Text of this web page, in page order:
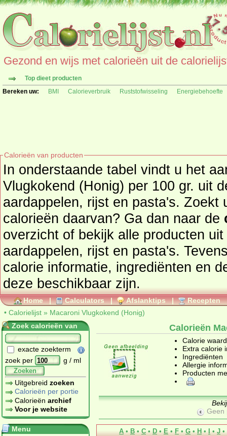
Gezond en wijs met calorieën uit de
Top dieet producten
Bereken uw:
BMI Calorieverbruik Ruststofwisseling Energiebehoefte
Calorieën van producten
In onderstaande tabel vindt u het
Vlugkokend (Honig) per 100 gr. uit de productgroep
aardappelen, rijst en pasta's. Zoekt
calorieën daarvan? Ga dan naar de
overzicht of bekijk alle producten
aardappelen, rijst en pasta's. Tevens vindt u ook de uitgebreide
calorie informatie, ingrediënten en de
deze beschikbaar zijn.
Home | Calculators | Afslanktips | Recepten
• Calorielijst » Macaroni Vlugkokend (Honig)
Zoek calorieën van
exacte zoekterm
zoek per
g / ml
Zoeken
Uitgebreid zoeken
Calorieën per portie
Calorieën archief
Voor je website
Menu
Calorieën
Calorie
Extra calorie
Ingrediënten
Allergie
Producten
Geen
A • B • C • D • E • F • G • H • I • J •